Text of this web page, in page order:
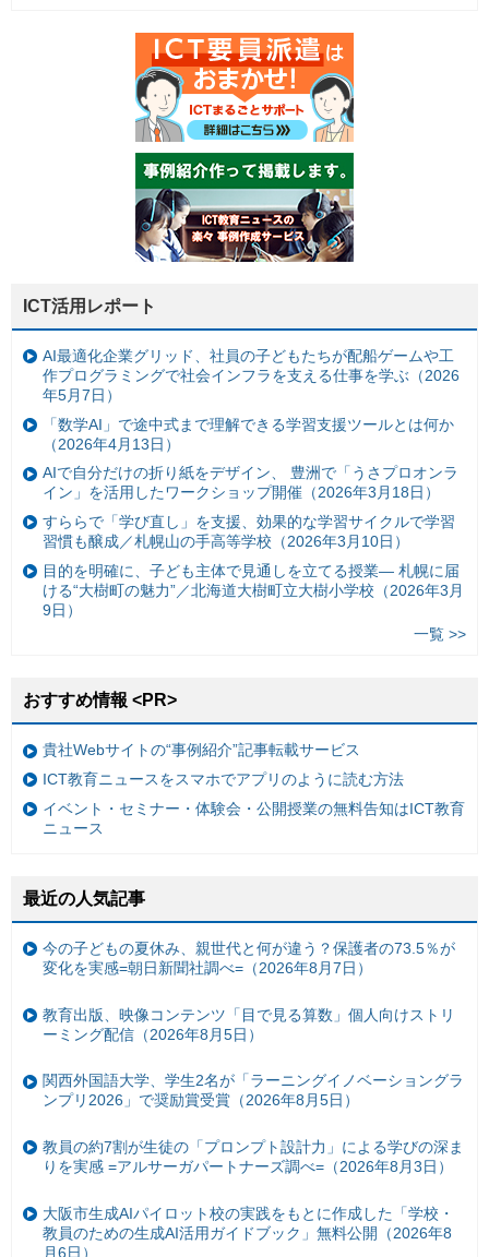
ICT活用レポート
AI最適化企業グリッド、社員の子どもたちが配船ゲームや工
作プログラミングで社会インフラを支える仕事を学ぶ（2026
年5月7日）
「数学AI」で途中式まで理解できる学習支援ツールとは何か
（2026年4月13日）
AIで自分だけの折り紙をデザイン、 豊洲で「うさプロオンラ
イン」を活用したワークショップ開催（2026年3月18日）
すららで「学び直し」を支援、効果的な学習サイクルで学習
習慣も醸成／札幌山の手高等学校（2026年3月10日）
目的を明確に、子ども主体で見通しを立てる授業— 札幌に届
ける“大樹町の魅力”／北海道大樹町立大樹小学校（2026年3月
9日）
一覧 >>
おすすめ情報 <PR>
貴社Webサイトの“事例紹介”記事転載サービス
ICT教育ニュースをスマホでアプリのように読む方法
イベント・セミナー・体験会・公開授業の無料告知はICT教育
ニュース
最近の人気記事
今の子どもの夏休み、親世代と何が違う？保護者の73.5％が
変化を実感=朝日新聞社調べ=（2026年8月7日）
教育出版、映像コンテンツ「目で見る算数」個人向けストリ
ーミング配信（2026年8月5日）
関西外国語大学、学生2名が「ラーニングイノベーショングラ
ンプリ2026」で奨励賞受賞（2026年8月5日）
教員の約7割が生徒の「プロンプト設計力」による学びの深ま
りを実感 =アルサーガパートナーズ調べ=（2026年8月3日）
大阪市生成AIパイロット校の実践をもとに作成した「学校・
教員のための生成AI活用ガイドブック」無料公開（2026年8
月6日）